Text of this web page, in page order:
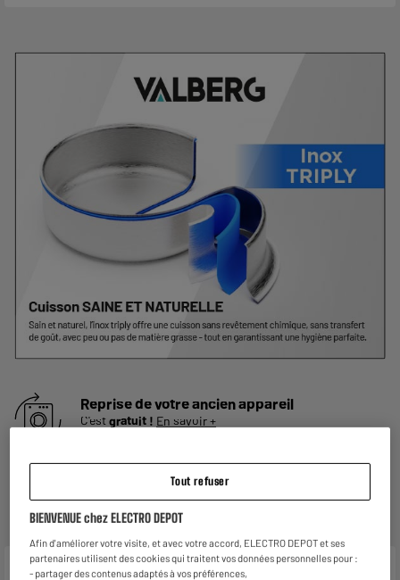
Reprise de votre ancien appareil
C'estgratuit ! En savoir +
ELECTROSÛR
Une assurance à vie à partir de
En savoir +
Caractéristiques
Tout refuser
BIENVENUE chez ELECTRO DEPOT
Afin d'améliorer votre visite, et avec votre accord, ELECTRO DEPOT et ses
partenaires utilisent des cookies qui traitent vos données personnelles pour :
- partager des contenus adaptés à vos préférences,